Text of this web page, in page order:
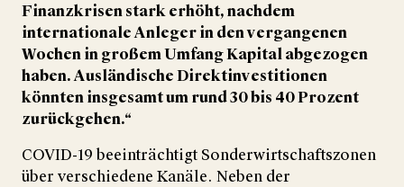
Finanzkrisen stark erhöht, nachdem
internationale Anleger in den vergangenen
Wochen in großem Umfang Kapital abgezogen
haben. Ausländische Direktinvestitionen
könnten insgesamt um rund 30 bis 40 Prozent
zurückgehen.“
COVID-19 beeinträchtigt Sonderwirtschaftszonen
über verschiedene Kanäle. Neben der